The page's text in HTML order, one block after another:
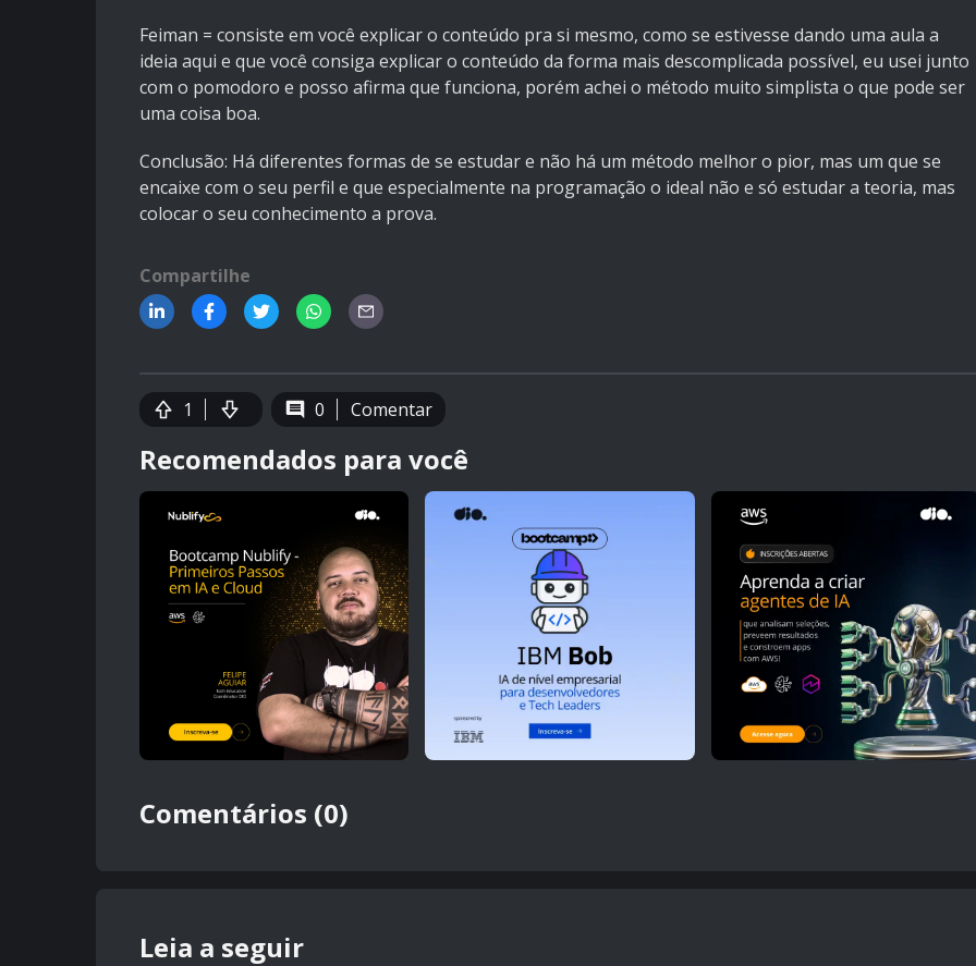
Feiman = consiste em você explicar o conteúdo pra si mesmo, como se estivesse dando uma aula a
ideia aqui e que você consiga explicar o conteúdo da forma mais descomplicada possível, eu usei junto
com o pomodoro e posso afirma que funciona, porém achei o método muito simplista o que pode ser
uma coisa boa.
Conclusão: Há diferentes formas de se estudar e não há um método melhor o pior, mas um que se
encaixe com o seu perfil e que especialmente na programação o ideal não e só estudar a teoria, mas
colocar o seu conhecimento a prova.
Compartilhe
1 0 Comentar
Recomendados para você
Comentários (0)
Leia a seguir